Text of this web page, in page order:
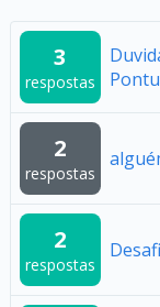
3
respostas
2
respostas
2
respostas